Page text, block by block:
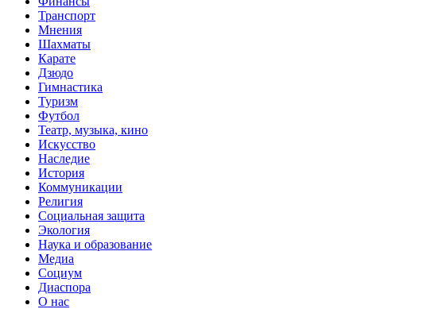
Транспорт
Мнения
Шахматы
Карате
Дзюдо
Гимнастика
Туризм
Футбол
Театр, музыка, кино
Искусство
Наследие
История
Коммуникации
Религия
Социальная защита
Экология
Наука и образование
Медиа
Социум
Диаспора
О нас